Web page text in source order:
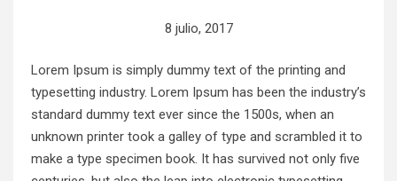
8 julio, 2017
Lorem Ipsum is simply dummy text of the printing and
typesetting industry. Lorem Ipsum has been the industry’s
standard dummy text ever since the 1500s, when an
unknown printer took a galley of type and scrambled it to
make a type specimen book. It has survived not only five